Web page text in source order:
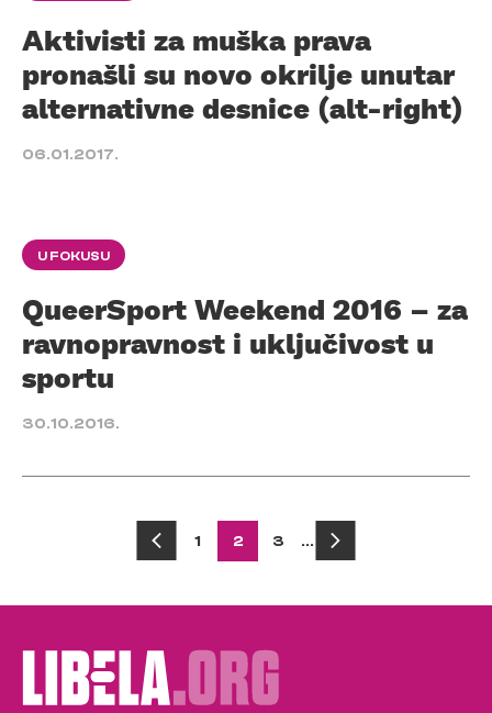
Aktivisti za muška prava
pronašli su novo okrilje unutar
alternativne desnice (alt-right)
06.01.2017.
U FOKUSU
QueerSport Weekend 2016 – za
ravnopravnost i uključivost u
sportu
30.10.2016.
Posts
pagination
1 2 3 …